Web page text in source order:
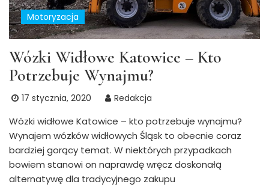
Motoryzacja
Wózki Widłowe Katowice – Kto
Potrzebuje Wynajmu?
17 stycznia, 2020 Redakcja
Wózki widłowe Katowice – kto potrzebuje wynajmu?
Wynajem wózków widłowych Śląsk to obecnie coraz
bardziej gorący temat. W niektórych przypadkach
bowiem stanowi on naprawdę wręcz doskonałą
alternatywę dla tradycyjnego zakupu